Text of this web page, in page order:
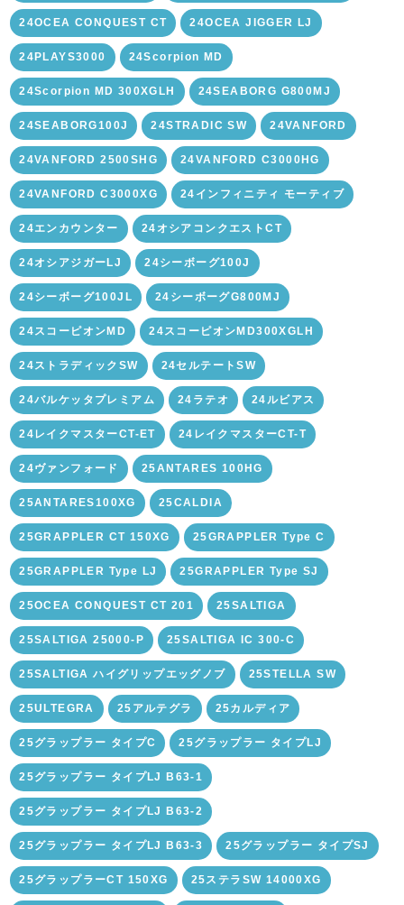
24OCEA CONQUEST CT 24OCEA JIGGER LJ
24PLAYS3000 24Scorpion MD
24Scorpion MD 300XGLH 24SEABORG G800MJ
24SEABORG100J 24STRADIC SW 24VANFORD
24VANFORD 2500SHG 24VANFORD C3000HG
24VANFORD C3000XG 24インフィニティ モーティブ
24エンカウンター 24オシアコンクエストCT
24オシアジガーLJ 24シーボーグ100J
24シーボーグ100JL 24シーボーグG800MJ
24スコーピオンMD 24スコーピオンMD300XGLH
24ストラディックSW 24セルテートSW
24バルケッタプレミアム 24ラテオ 24ルビアス
24レイクマスターCT-ET 24レイクマスターCT-T
24ヴァンフォード 25ANTARES 100HG
25ANTARES100XG 25CALDIA
25GRAPPLER CT 150XG 25GRAPPLER Type C
25GRAPPLER Type LJ 25GRAPPLER Type SJ
25OCEA CONQUEST CT 201 25SALTIGA
25SALTIGA 25000-P 25SALTIGA IC 300-C
25SALTIGA ハイグリップエッグノブ 25STELLA SW
25ULTEGRA 25アルテグラ 25カルディア
25グラップラー タイプC 25グラップラー タイプLJ
25グラップラー タイプLJ B63-1
25グラップラー タイプLJ B63-2
25グラップラー タイプLJ B63-3 25グラップラー タイプSJ
25グラップラーCT 150XG 25ステラSW 14000XG